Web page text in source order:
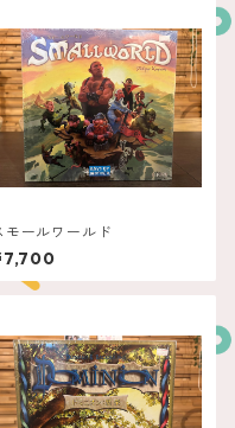
モールワールド